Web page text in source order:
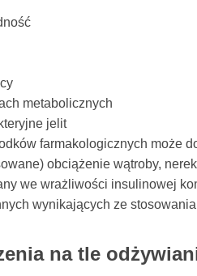
metabolicznych
jelit
farmakologicznych może
obciążenie wątroby,
we wrażliwości insulinowej
wynikających ze
na tle